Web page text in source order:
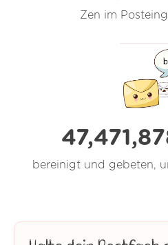
Zen im
bereinigt und gebeten,